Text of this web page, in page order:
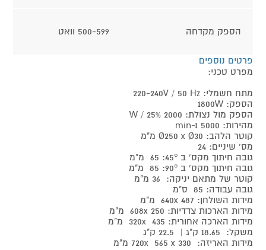
הספק מקדחה 500-599 וואט
פרטים נוספים
מפרט טכני:
מתח חשמלי: 220-240V / 50 Hz
הספק: 1800W
הספק מול נצולת: 2000 W / 25%
מהירות: 5000 min-1
קוטר הלהב: Ø250 x Ø30 מ"מ
מס' שיניים: 24
גובה חיתוך מקס' ב 45°: 65 מ"מ
גובה חיתוך מקס' ב 90°: 85 מ"מ
קוטר של מתאם יניקה: 36 מ"מ
גובה עבודה: 85 ס"מ
מידות השולחן: 640x 487 מ"מ
מידות הארכות צדדיות: 608x 250 מ"מ
מידות הארכה אחורית: 320x 435 מ"מ
משקל: 18.65 ק"ג | 22.5 ק"ג
מידות האריזה: 720x 565 x 330 מ"מ